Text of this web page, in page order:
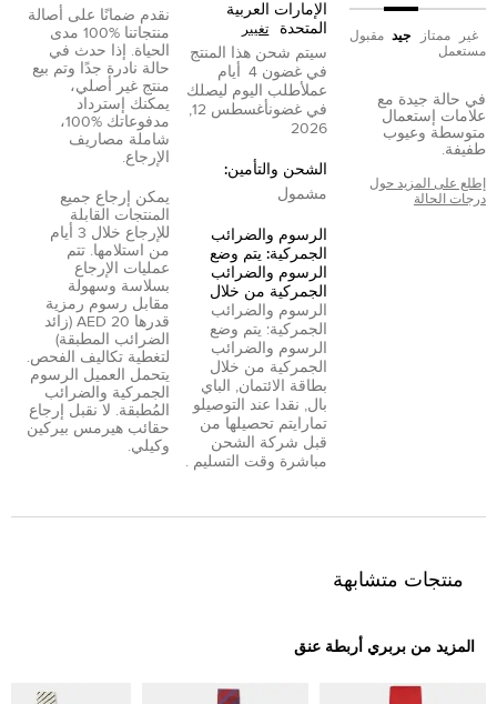
غير
مستعمل
ممتاز جيد مقبول
في حالة جيدة مع
علامات إستعمال
متوسطة وعيوب
طفيفة.
إطلع على المزيد حول
درجات الحالة
الإمارات العربية
المتحدة
تغيير
سيتم شحن هذا المنتج
في غضون 4
أيام
عملأطلب اليوم ليصلك
في غضون
أغسطس 12,
2026
الشحن والتأمين:
مشمول
الرسوم والضرائب
الجمركية: يتم وضع
الرسوم والضرائب
الجمركية من خلال
الرسوم والضرائب
الجمركية: يتم وضع
الرسوم والضرائب
الجمركية من خلال
بطاقة الائتمان
الباي
بال
نقدا عند التوصيلو
تمارا يتم تحصيلها من
قبل شركة الشحن
مباشرة وقت التسليم .
نقدم ضمانًا على أصالة
منتجاتنا %100 مدى
الحياة. إذا حدث في
حالة نادرة جدًا وتم بيع
منتج غير أصلي،
يمكنك إسترداد
مدفوعاتك %100،
شاملة مصاريف
الإرجاع.
يمكن إرجاع جميع
المنتجات القابلة
للإرجاع خلال 3 أيام
من استلامها. تتم
عمليات الإرجاع
بسلاسة وسهولة
مقابل رسوم رمزية
قدرها 20 AED (زائد
الضرائب المطبقة)
لتغطية تكاليف الفحص.
يتحمل العميل الرسوم
الجمركية والضرائب
المُطبقة. لا نقبل إرجاع
حقائب هيرمس بيركين
وكيلي.
منتجات متشابهة
المزيد من بربري أربطة عنق